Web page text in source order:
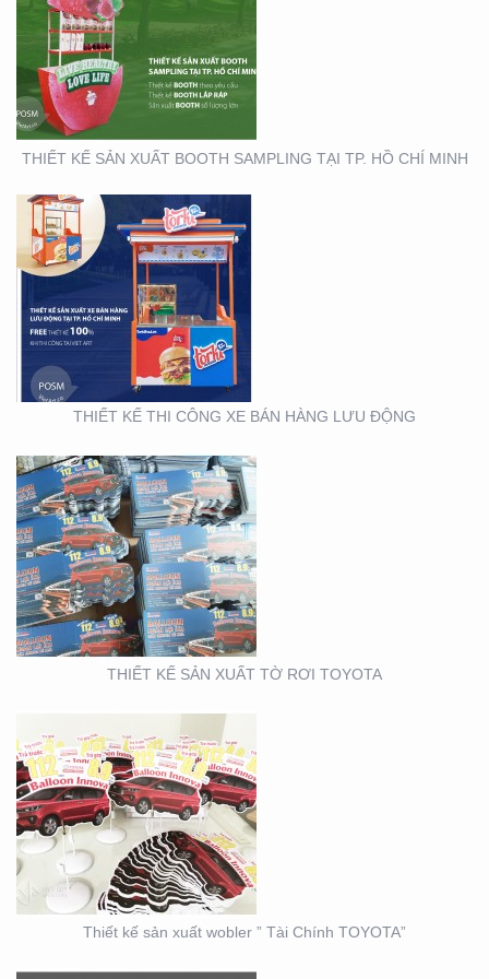
THIẾT KẾ SẢN XUẤT BOOTH SAMPLING TẠI TP. HỒ CHÍ MINH
THIẾT KẾ THI CÔNG XE
BÁN HÀNG LƯU ĐỘNG
THIẾT KẾ THI CÔNG XE BÁN HÀNG LƯU ĐỘNG
THIẾT KẾ SẢN XUẤT TỜ
RƠI TOYOTA
THIẾT KẾ SẢN XUẤT TỜ RƠI TOYOTA
THIẾT KẾ SẢN XUẤT
WOBLER ” TÀI CHÍNH
TOYOTA”
Thiết kế sản xuất wobler ” Tài Chính TOYOTA”
THIẾT KẾ THI CÔNG
CỦA HÀNG THỰC PHẨM
AN TOÀN GOOD EARTH
FOOD